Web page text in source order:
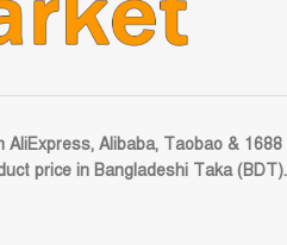
Alibaba, Taobao & 1688
price in Bangladeshi Taka (BDT).